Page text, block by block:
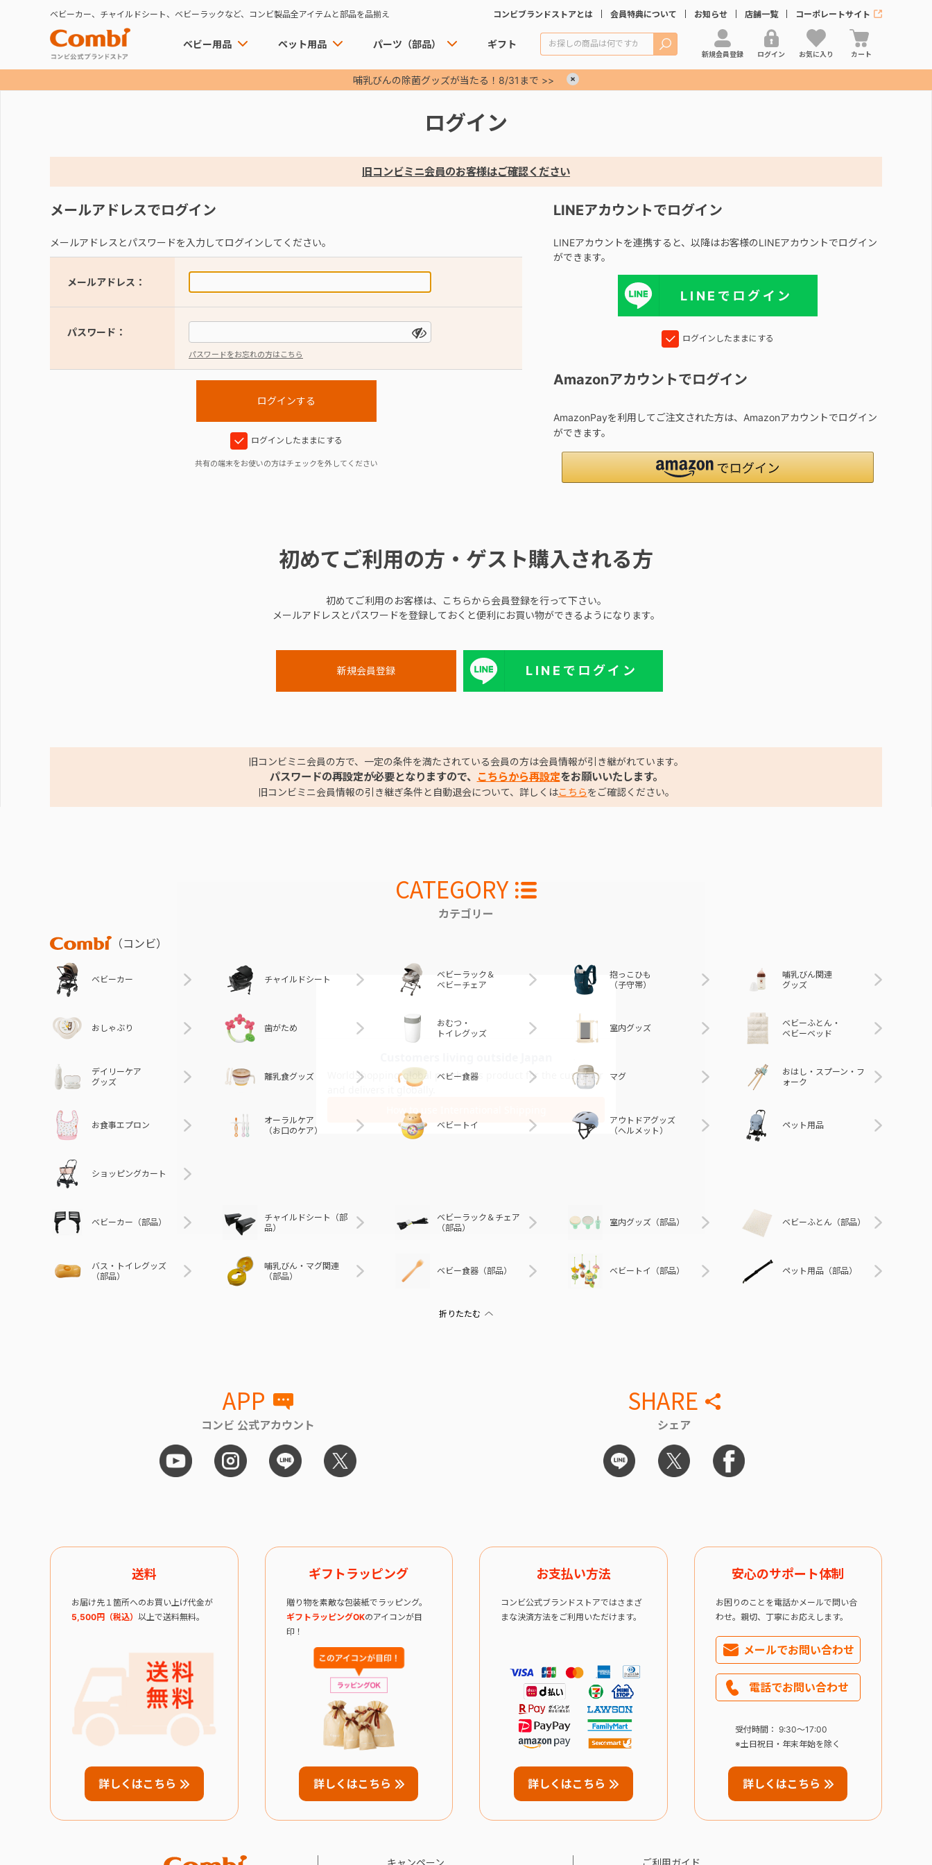
ベビーカー、チャイルドシート、ベビーラックなど、コンビ製品全アイテムと部品を品揃え コンビブランドストアとは 会員特典について お知らせ 店舗一覧 コーポレートサイト
ベビー用品 ペット用品 パーツ（部品） ギフト 検索
新規会員登録 ログイン お気に入り カート
哺乳びんの除菌グッズが当たる！8/31まで >>
ログイン
旧コンビミニ会員のお客様はご確認ください
メールアドレスでログイン
メールアドレスとパスワードを入力してログインしてください。
メールアドレス：
パスワード：
パスワードをお忘れの方はこちら
ログインしたままにする
共有の端末をお使いの方はチェックを外してください
LINEアカウントでログイン
LINEアカウントを連携すると、以降はお客様のLINEアカウントでログイン
ができます。
LINEでログイン
ログインしたままにする
Amazonアカウントでログイン
AmazonPayを利用してご注文された方は、Amazonアカウントでログイン
ができます。
初めてご利用の方・ゲスト購入される方
初めてご利用のお客様は、こちらから会員登録を行って下さい。
メールアドレスとパスワードを登録しておくと便利にお買い物ができるようになります。
LINEでログイン
旧コンビミニ会員の方で、一定の条件を満たされている会員の方は会員情報が引き継がれています。
パスワードの再設定が必要となりますので、 こちらから再設定をお願いいたします。
旧コンビミニ会員情報の引き継ぎ条件と自動退会について、詳しくはこちらをご確認ください。
CATEGORY
カテゴリー
Combi
（コンビ）
ベビーカー チャイルドシート
ベビーラック＆
ベビーチェア
抱っこひも
（子守帯）
哺乳びん関連
グッズ
おしゃぶり 歯がため
おむつ・
トイレグッズ
室内グッズ
ベビーふとん・
ベビーベッド
デイリーケア
グッズ
離乳食グッズ ベビー食器 マグ
おはし・スプーン・フ
ォーク
お食事エプロン
オーラルケア
（お口のケア）
ベビートイ
アウトドアグッズ
（ヘルメット）
ペット用品
ショッピングカート
ベビーカー（部品）
チャイルドシート（部
品）
ベビーラック＆チェア
（部品）
室内グッズ（部品） ベビーふとん（部品）
バス・トイレグッズ
（部品）
哺乳びん・マグ関連
（部品）
ベビー食器（部品） ベビートイ（部品） ペット用品（部品）
APP
コンビ 公式アカウント
SHARE
シェア
送料
お届け先１箇所へのお買い上げ代金が
5,500円（税込） 以上で送料無料。
詳しくはこちら
ギフトラッピング
贈り物を素敵な包装紙でラッピング。
ギフトラッピングOKのアイコンが目
印！
詳しくはこちら
お支払い方法
コンビ公式ブランドストアではさまざ
まな決済方法をご利用いただけます。
詳しくはこちら
安心のサポート体制
お困りのことを電話かメールで問い合
わせ。親切、丁寧にお応えします。
メールでお問い合わせ
電話でお問い合わせ
受付時間： 9:30～17:00
※土日祝日・年末年始を除く
詳しくはこちら
Combi キャンペーン ご利用ガイド